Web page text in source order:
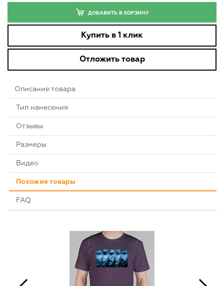
ДОБАВИТЬ В КОРЗИНУ
Купить в 1 клик
Отложить товар
Описание товара
Тип нанесения
Отзывы
Размеры
Видео
Похожие товары
FAQ